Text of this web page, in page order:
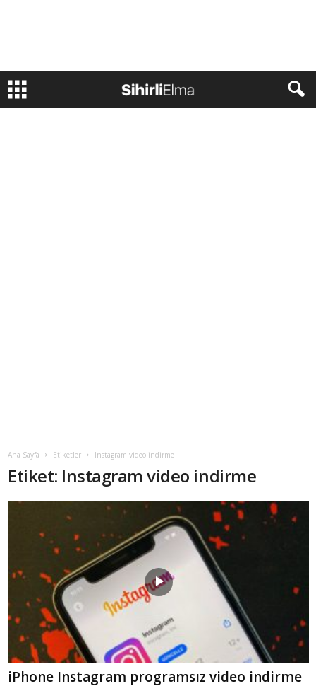
Ana Sayfa Etiketler Instagram video indirme
Etiket: Instagram video indirme
iPhone Instagram programsız video indirme